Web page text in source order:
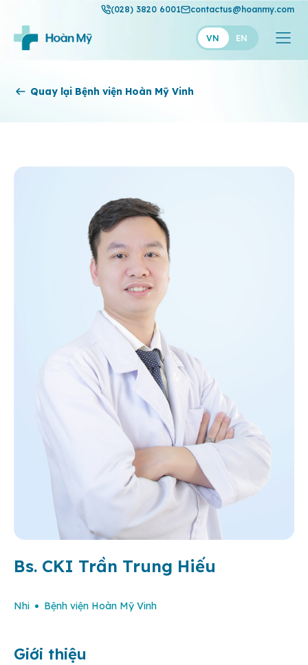
(028) 3820 6001 contactus@hoanmy.com
VN EN
Hoàn Mỹ
Thuận Mỹ
Quay lại Bệnh viện Hoàn Mỹ Vinh
Bs. CKI Trần Trung Hiếu
Nhi Bệnh viện Hoàn Mỹ Vinh
Giới thiệu